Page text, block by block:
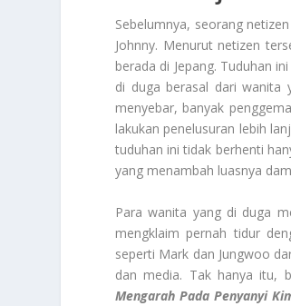
Sebelumnya, seorang
Johnny. Menurut netizen
berada di Jepang. Tuduhan
di duga berasal dari wanita
menyebar, banyak
lakukan penelusuran lebih
tuduhan ini tidak berhenti
yang menambah luasnya
Para wanita yang di duga
mengklaim pernah tidur
seperti Mark dan Jungwoo
dan media. Tak hanya itu,
Mengarah Pada Penyanyi